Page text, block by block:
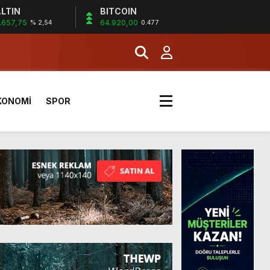
% 2,54
BITCOIN
64.920,00 0.477
SPOR